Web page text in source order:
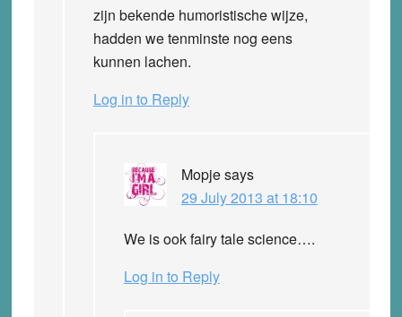
zijn bekende humoristische wijze,
hadden we tenminste nog eens
kunnen lachen.
Log in to Reply
Mopjesays
29 July 2013 at 18:10
We is ook fairy tale science….
Log in to Reply